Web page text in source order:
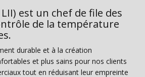
LII) est un chef de file des
de la température
durable et à la création
et plus sains pour nos clients
tout en réduisant leur empreinte